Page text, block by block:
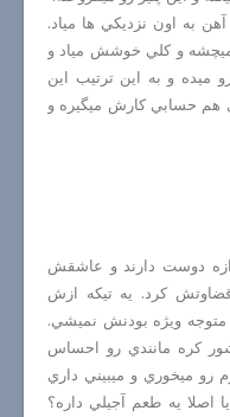
به اون نزديكي ها مياد.
و كلي خوشش مياد و
ميده و به اين ترتيب اين
هم حسابي كارش ميگيره و
دوست دارند و عاشقش
كرد. يه تيكه ازش
متوجه ويژه بودنش نميشي.
كره مانندي رو احساس
ميخوري و ميبيني داري
يه طعم آجيلي داره؟